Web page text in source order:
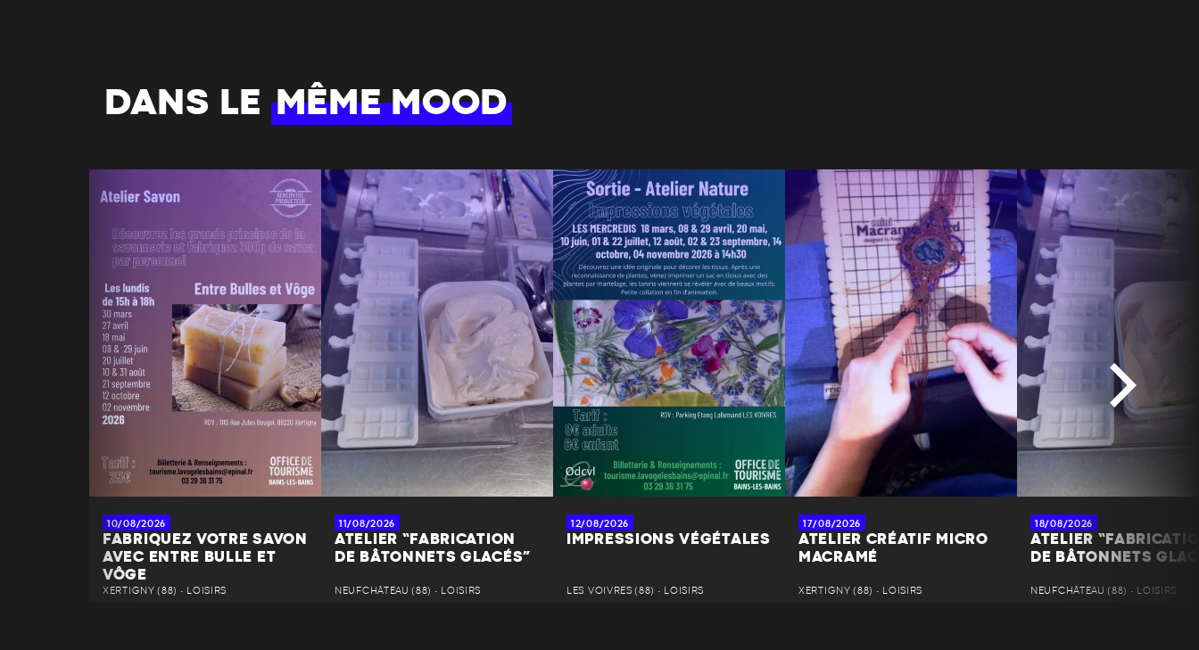
DANS LE MÊME MOOD
10/08/2026
FABRIQUEZ VOTRE SAVON
AVEC ENTRE BULLE ET
VÔGE
XERTIGNY (88) • LOISIRS
11/08/2026
ATELIER “FABRICATION
DE BÂTONNETS GLACÉS”
NEUFCHÂTEAU (88) • LOISIRS
12/08/2026
IMPRESSIONS VÉGÉTALES
LES VOIVRES (88) • LOISIRS
17/08/2026
ATELIER CRÉATIF MICRO
MACRAMÉ
XERTIGNY (88) • LOISIRS
18/08/2026
ATELIER
DE BÂTONNETS
NEUFCHÂTEAU (88) • LOISIRS